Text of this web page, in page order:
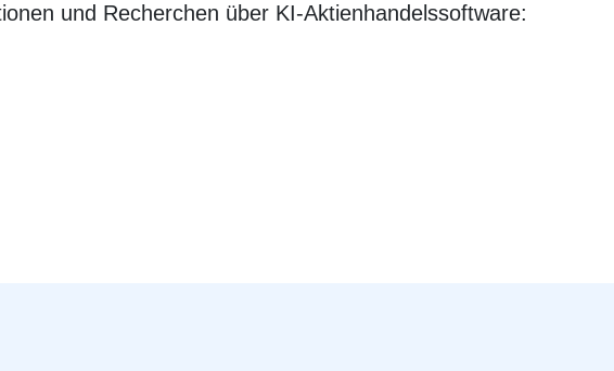
und Recherchen über KI-Aktienhandelssoftware: